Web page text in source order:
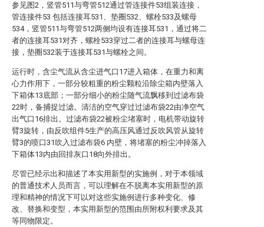
参见图2，竖管511与弯管512通过管连接件53组装连接，
管连接件53 包括连接耳531、垫圈532、螺栓533及螺母
534，竖管511与弯管512两侧均设有连接耳531，通过将二
者的连接耳531对齐，螺栓533穿过二者的连接耳与螺母连
接，垫圈532装于连接耳531与螺栓之间。
运行时，含尘气流从含尘进气口17进入箱体，在重力和离
心力作用下，一部分较粗重的粉尘颗粒沿除尘箱内壁落入
下箱体13底部；一部分细小的粉尘随气流飘移到过滤布袋
22时，备捕捉过滤。清洁的空气穿过过滤布袋22由净空气
出气口16排出。过滤布袋22被粉尘堵塞时，电机带动旋转
臂3旋转，由反吹组件5生产的高压风通过反吹风管从旋转
臂3的喷口31吹入过滤布袋6 内壁，将堵塞的粉尘冲掉落入
下箱体13内由回排灰口18向外排出。
尽管已经示出和描述了本实用新型的实施例，对于本领域
的普通技术人员而言，可以理解在不脱离本实用新型的原
理和精神的情况下可以对这些实施例进行多种变化、修
改、替换和变型，本实用新型的范围由所附权利要求及其
等同物限定。